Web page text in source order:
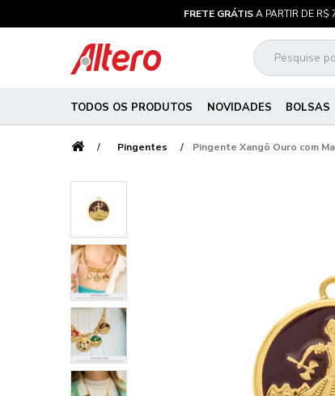
FRETE GRÁTISA PARTIR DE R$
TODOS OS PRODUTOS NOVIDADES BOLSAS
Pingentes Pingente Xangô Ouro com